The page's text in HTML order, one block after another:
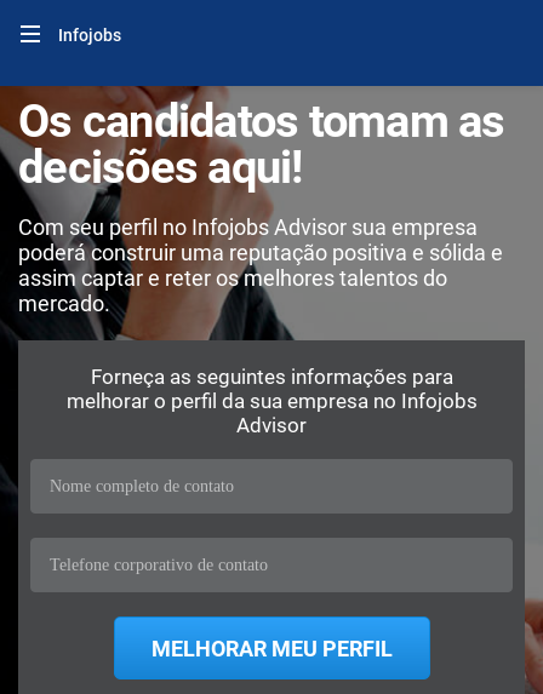
Infojobs
Os candidatos tomam as
decisões aqui!
Com seu perfil no Infojobs Advisor sua empresa
poderá construir uma reputação positiva e sólida e
assim captar e reter os melhores talentos do
mercado.
Forneça as seguintes informações para
melhorar o perfil da sua empresa no Infojobs
Advisor